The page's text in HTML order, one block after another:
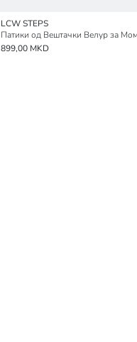
LCW STEPS
Патики од Вештачки Велур за
899,00 MKD